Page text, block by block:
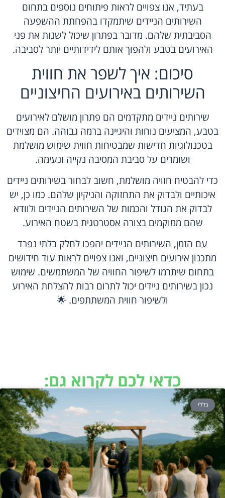
בעתיד, אנו צפויים לראות פיתוחים נוספים בתחום
השירותים הניידים שיתמקדו בהפחתת ההשפעה
הסביבתית שלהם. מדובר בפתרון שיכול לשנות את פני
האירועים בטבע ולהפוך אותם לידידותיים יותר לסביבה.
סיכום: איך לשפר את חווית
השירותים באירועים החיצוניים
שירותים ניידים מתקדמים הם פתרון מושלם לאירועים
בטבע, המציעים נוחות והיגיינה ברמה גבוהה. הם מצוידים
בטכנולוגיות חדישות שמבטיחות חווית שימוש מושלמת
ושומרים על סביבת המסיבה נקייה ונעימה.
כדי להבטיח חוויה מושלמת, חשוב לבחור בשירותים ניידים
איכותיים ולבדוק את התחזוקה והניקיון שלהם. כמו כן, יש
לבדוק את הגודל והכמות של השירותים הניידים ולוודא
שהם ממוקמים בצורה אסטרטגית בשטח האירוע.
עם הזמן, השירותים הניידים יהפכו לחלק בלתי נפרד
מתכנון אירועים חיצוניים, ואנו צפויים לראות עוד חידושים
בתחום שיתרמו לשיפור החוויה של המשתמשים. שימוש
נכון בשירותים ניידים יכול לתרום רבות להצלחת האירוע
ולשיפור חווית המשתתפים. 🌟
כדאי לכם לקרוא גם:
כללי